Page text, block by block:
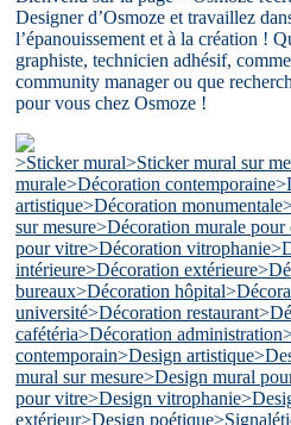
Designer d’Osmoze et travaillez
l’épanouissement et à la création !
graphiste, technicien adhésif,
community manager ou que
pour vous chez Osmoze !